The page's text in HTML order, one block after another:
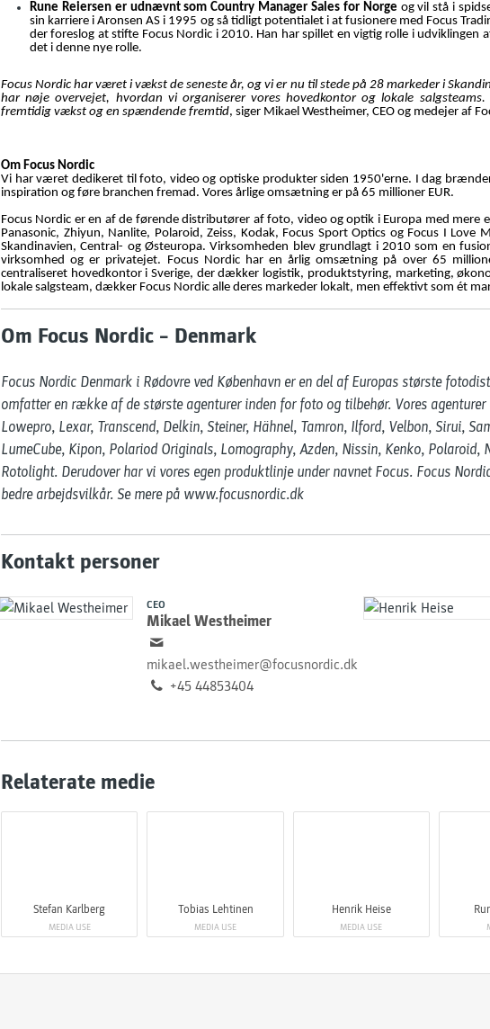
Rune Reiersen er udnævnt som Country Manager Sales for Norge og vil stå i
sin karriere i Aronsen AS i 1995 og så tidligt potentialet i at fusionere med Focus
der foreslog at stifte Focus Nordic i 2010. Han har spillet en vigtig rolle i
det i denne nye rolle.
Focus Nordic har været i vækst de seneste år, og vi er nu til stede på 28 markeder i
har nøje overvejet, hvordan vi organiserer vores hovedkontor og lokale
fremtidig vækst og en spændende fremtid, siger Mikael Westheimer, CEO og medejer af
Om Focus Nordic
Vi har været dedikeret til foto, video og optiske produkter siden 1950'erne. I dag
inspiration og føre branchen fremad. Vores årlige omsætning er på 65 millioner EUR.
Focus Nordic er en af de førende distributører af foto, video og optik i Europa med mere
Panasonic, Zhiyun, Nanlite, Polaroid, Zeiss, Kodak, Focus Sport Optics og Focus I
Skandinavien, Central- og Østeuropa. Virksomheden blev grundlagt i 2010 som en
virksomhed og er privatejet. Focus Nordic har en årlig omsætning på over 65
centraliseret hovedkontor i Sverige, der dækker logistik, produktstyring, marketing,
lokale salgsteam, dækker Focus Nordic alle deres markeder lokalt, men effektivt som ét
Om Focus Nordic – Denmark
Focus Nordic Denmark i Rødovre ved København er en del af Europas største
omfatter en række af de største agenturer inden for foto og tilbehør. Vores
Lowepro, Lexar, Transcend, Delkin, Steiner, Hähnel, Tamron, Ilford, Velbon, Sirui,
LumeCube, Kipon, Polariod Originals, Lomography, Azden, Nissin, Kenko, Polaroid,
Rotolight. Derudover har vi vores egen produktlinje under navnet Focus. Focus
bedre arbejdsvilkår. Se mere på www.focusnordic.dk
Kontakt personer
CEO
Mikael Westheimer
mikael.westheimer@focusnordic.dk
+45 44853404
Relaterate medie
Stefan Karlberg
MEDIA USE
Tobias Lehtinen
MEDIA USE
Henrik Heise
MEDIA USE